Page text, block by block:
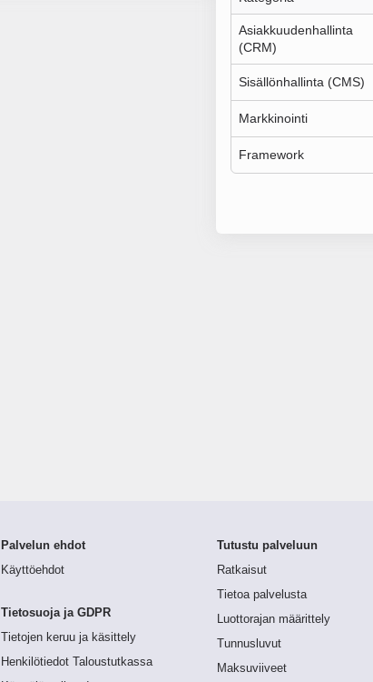
Asiakkuudenhallinta
(CRM)
Sisällönhallinta (CMS)
Markkinointi
Framework
Palvelun ehdot
Käyttöehdot
Tietosuoja ja GDPR
Tietojen keruu ja käsittely
Henkilötiedot Taloustutkassa
Tutustu palveluun
Ratkaisut
Tietoa palvelusta
Luottorajan määrittely
Tunnusluvut
Maksuviiveet